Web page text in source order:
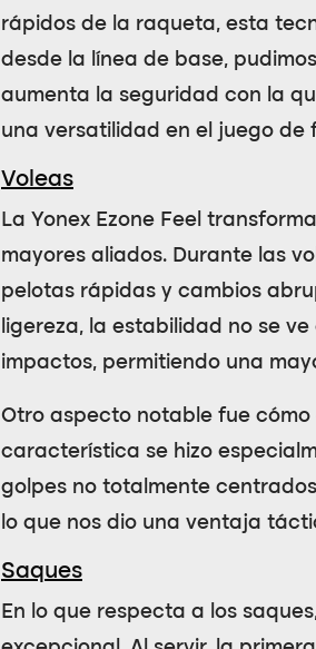
rápidos de la raqueta, esta
desde la línea de base,
aumenta la seguridad con la
una versatilidad en el juego de
Voleas
La Yonex Ezone Feel
mayores aliados. Durante las
pelotas rápidas y cambios
ligereza, la estabilidad no se
impactos, permitiendo una
Otro aspecto notable fue cómo
característica se hizo
golpes no totalmente
lo que nos dio una ventaja
Saques
En lo que respecta a los